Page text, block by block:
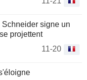
signe un
projettent
11-20